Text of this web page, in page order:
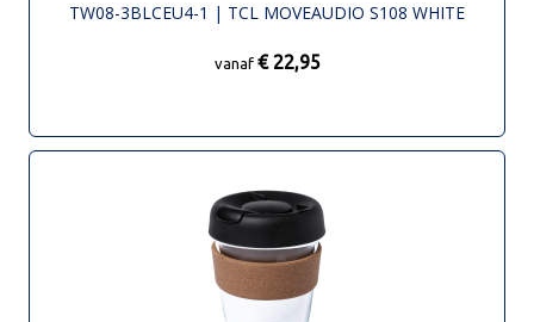
TW08-3BLCEU4-1 | TCL MOVEAUDIO S108 WHITE
vanaf € 22,95